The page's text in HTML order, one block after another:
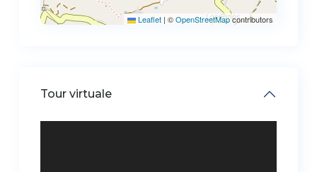
Leaflet | ©OpenStreetMapcontributors
Tour virtuale